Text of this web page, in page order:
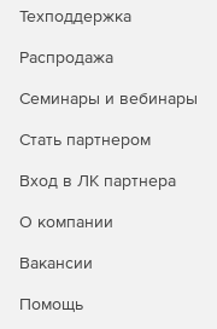
Мощные функции
других
Визуальное
Генерация кода
Enterprise).
Создание и
Автоматизация за
JAVA API, ActiveX
Техподдержка
Распродажа
Семинары и вебинары
Стать партнером
Вход в ЛК партнера
О компании
Вакансии
Помощь